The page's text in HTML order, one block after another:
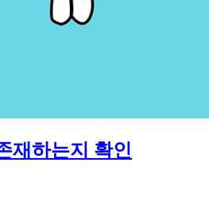
재하는지 확인